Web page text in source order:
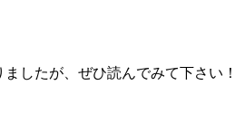
したが、ぜひ読んでみて下さい！